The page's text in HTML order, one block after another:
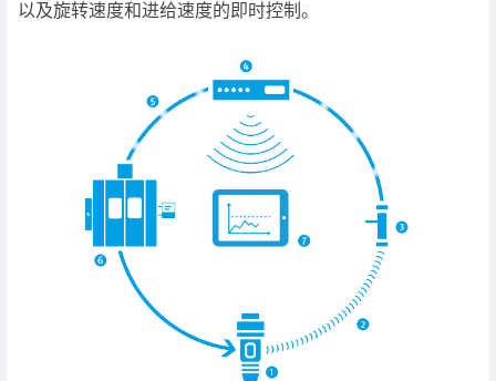
以及旋转速度和进给速度的即时控制。